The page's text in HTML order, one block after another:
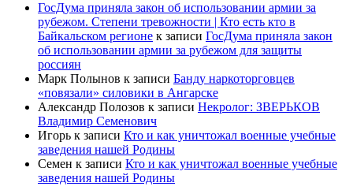
ГосДума приняла закон об использовании армии за
рубежом. Степени тревожности | Кто есть кто в
Байкальском регионе к записи ГосДума приняла закон
об использовании армии за рубежом для защиты
россиян
Марк Полынов к записи Банду наркоторговцев
«повязали» силовики в Ангарске
Александр Полозов к записи Некролог: ЗВЕРЬКОВ
Владимир Семенович
Игорь к записи Кто и как уничтожал военные учебные
заведения нашей Родины
Семен к записи Кто и как уничтожал военные учебные
заведения нашей Родины